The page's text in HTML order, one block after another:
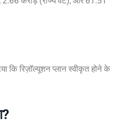
कि रिज़ॉल्यूशन प्लान स्वीकृत होने के